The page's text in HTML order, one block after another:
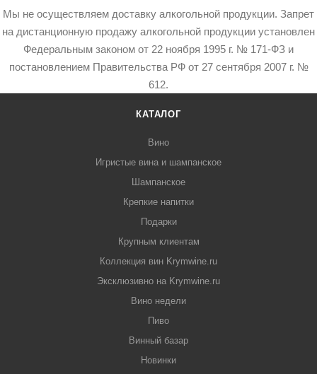
Мы не осуществляем доставку алкогольной продукции. Запрет
на дистанционную продажу алкогольной продукции установлен
Федеральным законом от 22 ноября 1995 г. № 171-ФЗ и
постановлением Правительства РФ от 27 сентября 2007 г. №
612.
КАТАЛОГ
Вино
Игристые вина и шампанское
Шампанское
Крепкие напитки
Подарки
Крупным клиентам
Коллекция вин Krymwine.ru
Эксклюзивно на Krymwine.ru
Вино недели
Пиво
Винный базар
Новинки